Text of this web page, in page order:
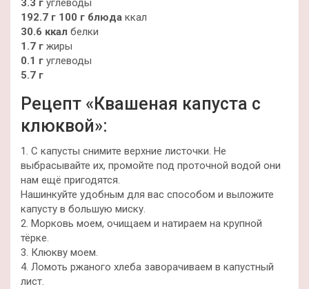
3.3 г углеводы
192.7 г 100 г блюда ккал
30.6 ккал белки
1.7 г жиры
0.1 г углеводы
5.7 г
Рецепт «Квашеная капуста с
клюквой»:
1. С капусты снимите верхние листочки. Не
выбрасывайте их, промойте под проточной водой они
нам ещё пригодятся.
Нашинкуйте удобным для вас способом и выложите
капусту в большую миску.
2. Морковь моем, очищаем и натираем на крупной
тёрке.
3. Клюкву моем.
4. Ломоть ржаного хлеба заворачиваем в капустный
лист.